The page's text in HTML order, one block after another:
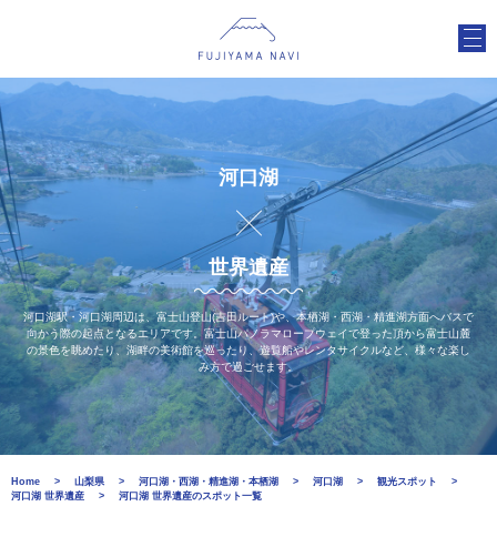
河口湖
世界遺産
河口湖駅・河口湖周辺は、富士山登山(吉田ルート)や、本栖湖・西湖・精進湖方面へバスで
向かう際の起点となるエリアです。富士山パノラマロープウェイで登った頂から富士山麓
の景色を眺めたり、湖畔の美術館を巡ったり、遊覧船やレンタサイクルなど、様々な楽し
み方で過ごせます。
Home 山梨県 河口湖・西湖・精進湖・本栖湖 河口湖
観光スポット
河口湖 世界遺産
河口湖 世界遺産のスポット一覧